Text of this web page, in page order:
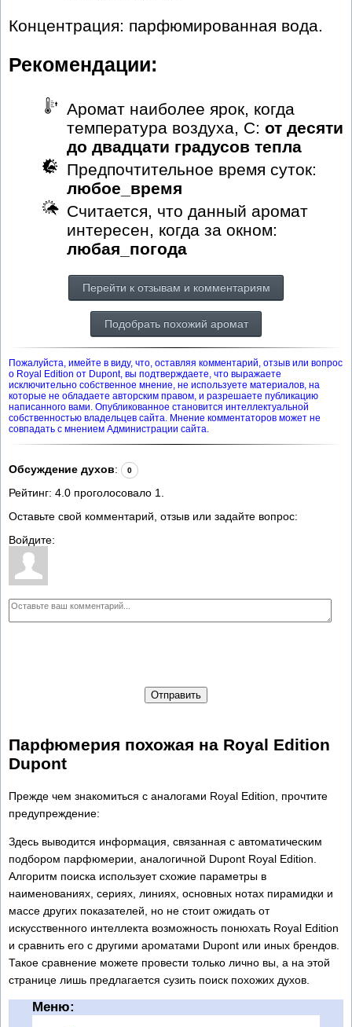
Концентрация: парфюмированная вода.
Рекомендации:
Аромат наиболее ярок, когда
температура воздуха, С: от десяти
до двадцати градусов тепла
Предпочтительное время суток:
любое_время
Считается, что данный аромат
интересен, когда за окном:
любая_погода
Перейти к отзывам и комментариям
Подобрать похожий аромат
Пожалуйста, имейте в виду, что, оставляя комментарий, отзыв или вопрос
о Royal Edition от Dupont, вы подтверждаете, что выражаете
исключительно собственное мнение, не используете материалов, на
которые не обладаете авторским правом, и разрешаете публикацию
написанного вами. Опубликованное становится интеллектуальной
собственностью владельцев сайта. Мнение комментаторов может не
совпадать с мнением Администрации сайта.
Обсуждение духов: 0
Рейтинг: 4.0 проголосовало 1
Оставьте свой комментарий, отзыв или задайте вопрос:
Войдите:
Отправить
Парфюмерия похожая на Royal Edition
Dupont
Прежде чем знакомиться с аналогами Royal Edition, прочтите
предупреждение:
Здесь выводится информация, связанная с автоматическим
подбором парфюмерии, аналогичной Dupont Royal Edition.
Алгоритм поиска использует схожие параметры в
наименованиях, сериях, линиях, основных нотах пирамидки и
массе других показателей, но не стоит ожидать от
искусственного интеллекта возможность понюхать Royal Edition
и сравнить его с другими ароматами Dupont или иных брендов.
Такое сравнение можете провести только лично вы, а на этой
странице лишь предлагается сузить поиск похожих духов.
Меню: